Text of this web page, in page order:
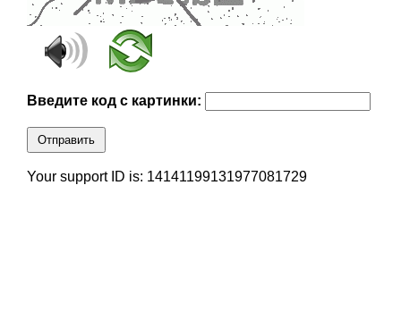
Введите код с картинки:
Отправить
Your support ID is: 14141199131977081729